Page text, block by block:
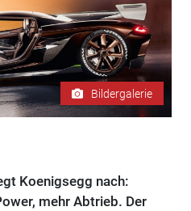
Bildergalerie
Koenigsegg nach:
mehr Abtrieb. Der